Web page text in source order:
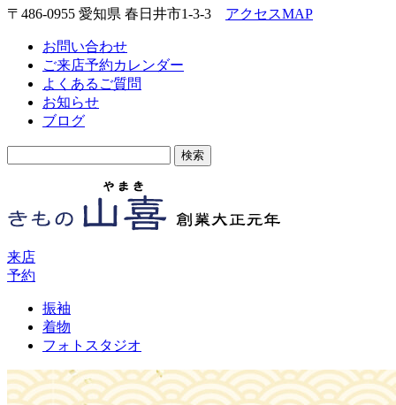
〒486-0955 愛知県 春日井市1-3-3 アクセスMAP
お問い合わせ
ご来店予約カレンダー
よくあるご質問
お知らせ
ブログ
来店
予約
振袖
着物
フォトスタジオ